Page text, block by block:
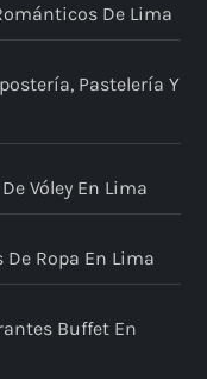
De Lima
Pastelería Y
Vóley En Lima
De Ropa En Lima
Buffet En